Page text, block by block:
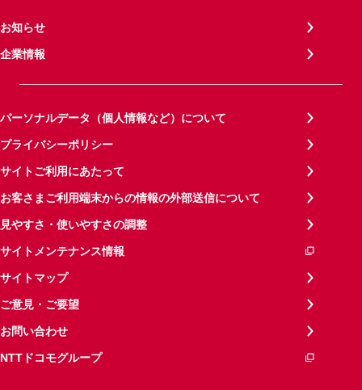
お知らせ
企業情報
パーソナルデータ（個人情報など）について
プライバシーポリシー
サイトご利用にあたって
お客さまご利用端末からの情報の外部送信について
見やすさ・使いやすさの調整
サイトメンテナンス情報
サイトマップ
ご意見・ご要望
お問い合わせ
NTTドコモグループ